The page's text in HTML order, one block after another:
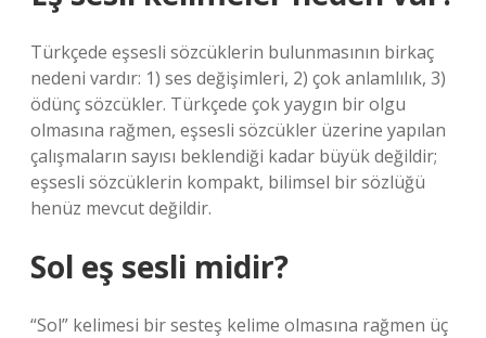
Türkçede eşsesli sözcüklerin bulunmasının birkaç
nedeni vardır: 1) ses değişimleri, 2) çok anlamlılık, 3)
ödünç sözcükler. Türkçede çok yaygın bir olgu
olmasına rağmen, eşsesli sözcükler üzerine yapılan
çalışmaların sayısı beklendiği kadar büyük değildir;
eşsesli sözcüklerin kompakt, bilimsel bir sözlüğü
henüz mevcut değildir.
Sol eş sesli midir?
“Sol” kelimesi bir sesteş kelime olmasına rağmen üç